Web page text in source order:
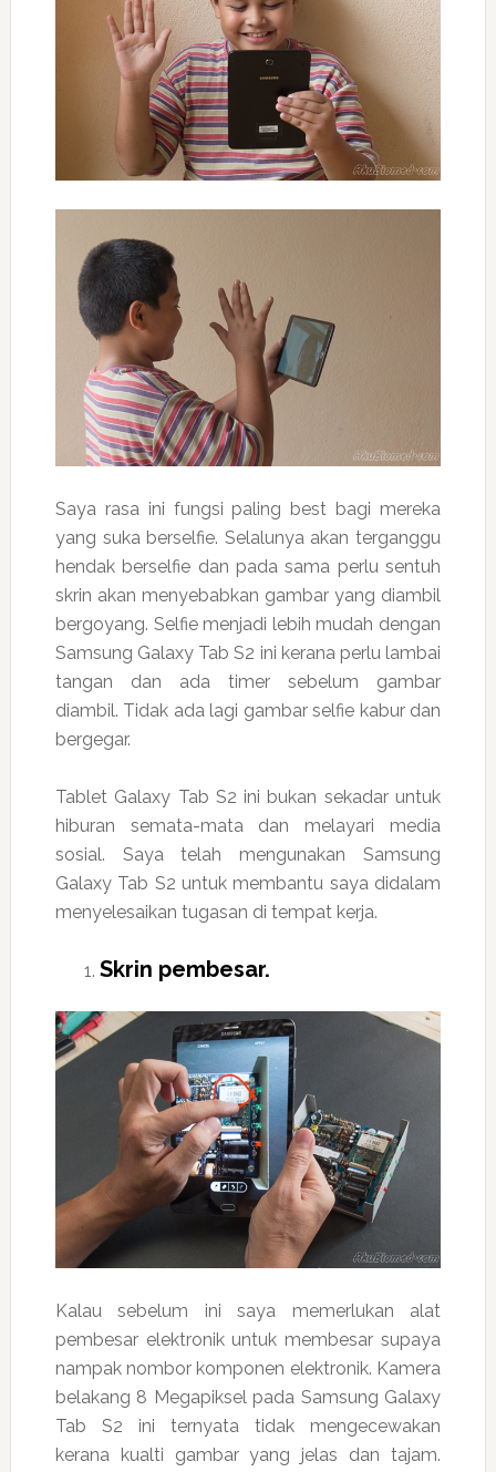
Saya rasa ini fungsi paling best bagi mereka
yang suka berselfie. Selalunya akan terganggu
hendak berselfie dan pada sama perlu sentuh
skrin akan menyebabkan gambar yang diambil
bergoyang. Selfie menjadi lebih mudah dengan
Samsung Galaxy Tab S2 ini kerana perlu lambai
tangan dan ada timer sebelum gambar
diambil. Tidak ada lagi gambar selfie kabur dan
bergegar.
Tablet Galaxy Tab S2 ini bukan sekadar untuk
hiburan semata-mata dan melayari media
sosial. Saya telah mengunakan Samsung
Galaxy Tab S2 untuk membantu saya didalam
menyelesaikan tugasan di tempat kerja.
Skrin pembesar.
Kalau sebelum ini saya memerlukan alat
pembesar elektronik untuk membesar supaya
nampak nombor komponen elektronik. Kamera
belakang 8 Megapiksel pada Samsung Galaxy
Tab S2 ini ternyata tidak mengecewakan
kerana kualti gambar yang jelas dan tajam.